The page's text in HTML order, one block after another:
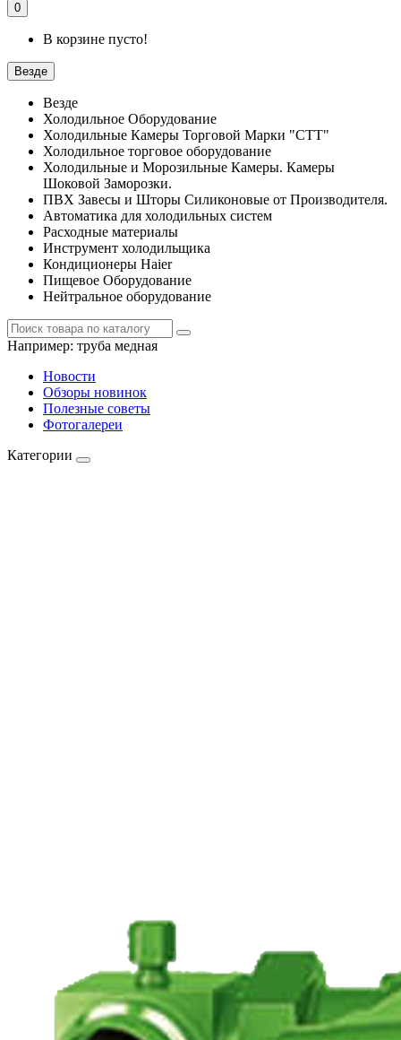
0
В корзине пусто!
Везде
Везде
Холодильное Оборудование
Холодильные Камеры Торговой Марки "СТТ"
Холодильное торговое оборудование
Холодильные и Морозильные Камеры. Камеры
Шоковой Заморозки.
ПВХ Завесы и Шторы Силиконовые от Производителя.
Автоматика для холодильных систем
Расходные материалы
Инструмент холодильщика
Кондиционеры Haier
Пищевое Оборудование
Нейтральное оборудование
Например: труба медная
Новости
Обзоры новинок
Полезные советы
Фотогалереи
Категории